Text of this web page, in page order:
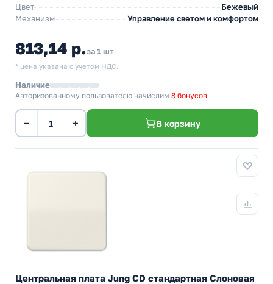
Цвет
Бежевый
Механизм
Управление светом и комфортом
813,14 р.за 1 шт
* цена указана с учетом НДС.
Наличие
Авторизованному пользователю начислим 8 бонусов
− + В корзину
Центральная плата Jung CD стандартная Слоновая